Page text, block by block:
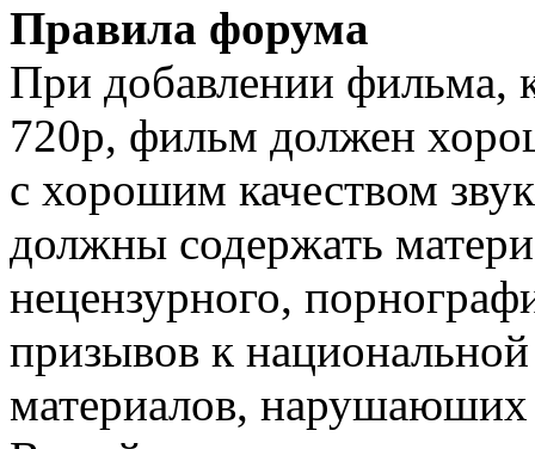
Правила форума
При добавлении фильма,
720p, фильм должен
с хорошим качеством
должны содержать
нецензурного,
призывов к
материалов,